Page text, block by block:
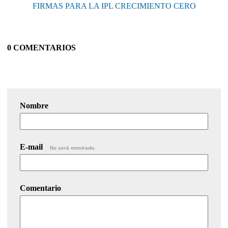
FIRMAS PARA LA IPL CRECIMIENTO CERO
0 COMENTARIOS
Nombre
E-mail No será mostrado.
Comentario